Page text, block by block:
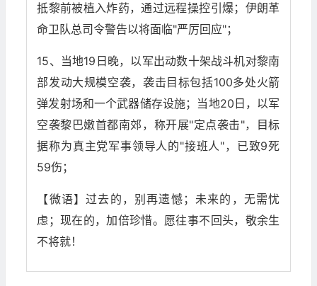
抵黎前被植入炸药，通过远程操控引爆；伊朗革
命卫队总司令警告以将面临"严厉回应"；
15、当地19日晚，以军出动数十架战斗机对黎南
部发动大规模空袭，袭击目标包括100多处火箭
弹发射场和一个武器储存设施；当地20日，以军
空袭黎巴嫩首都南郊，称开展"定点袭击"，目标
据称为真主党军事领导人的"接班人"，已致9死
59伤；
【微语】过去的，别再遗憾；未来的，无需忧
虑；现在的，加倍珍惜。愿往事不回头，敬余生
不将就！